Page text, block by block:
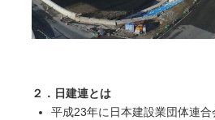
２．日建連とは
平成23年に日本建設業団体連